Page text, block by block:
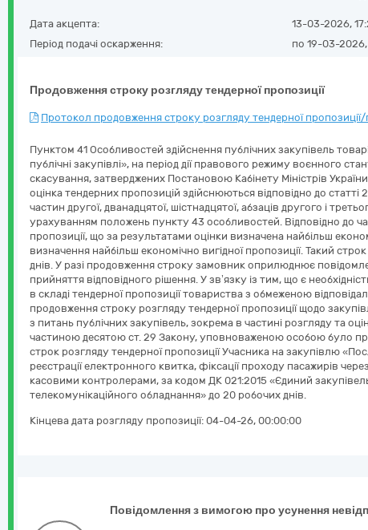
Дата акцепта:
13-03-2026,
Період подачі оскарження:
по 19-03-
Продовження строку розгляду тендерної пропозиції
Протокол продовження строку розгляду тендерної пропозиції/
Пунктом 41 Особливостей здійснення публічних закупівель
публічні закупівлі», на період дії правового режиму воєнного
скасування, затверджених Постановою Кабінету Міністрів
оцінка тендерних пропозицій здійснюються відповідно до статті
частин другої, дванадцятої, шістнадцятої, абзаців другого і
урахуванням положень пункту 43 особливостей. Відповідно до
пропозиції, що за результатами оцінки визначена найбільш
визначення найбільш економічно вигідної пропозиції. Такий
днів. У разі продовження строку замовник оприлюднює
прийняття відповідного рішення. У зв’язку із тим, що є
в складі тендерної пропозиції товариства з обмеженою
продовження строку розгляду тендерної пропозиції щодо
з питань публічних закупівель, зокрема в частині розгляду та
частиною десятою ст. 29 Закону, уповноваженою особою було
строк розгляду тендерної пропозиції Учасника на закупівлю
реєстрації електронного квитка, фіксації проходу пасажирів
касовими контролерами, за кодом ДК 021:2015 «Єдиний
телекомунікаційного обладнання» до 20 робочих днів.
Кінцева дата розгляду пропозиції: 04-04-26, 00:00:00
Повідомлення з вимогою про усунення